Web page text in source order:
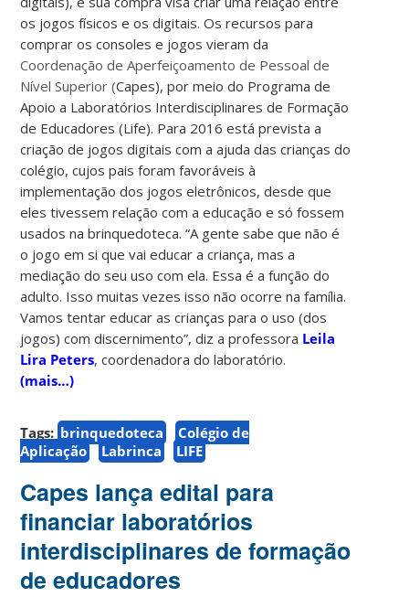
os jogos físicos e os digitais. Os recursos para
comprar os consoles e jogos vieram da
Coordenação de Aperfeiçoamento de Pessoal de
Nível Superior (Capes), por meio do Programa de
Apoio a Laboratórios Interdisciplinares de Formação
de Educadores (Life). Para 2016 está prevista a
criação de jogos digitais com a ajuda das crianças do
colégio, cujos pais foram favoráveis à
implementação dos jogos eletrônicos, desde que
eles tivessem relação com a educação e só fossem
usados na brinquedoteca. “A gente sabe que não é
o jogo em si que vai educar a criança, mas a
mediação do seu uso com ela. Essa é a função do
adulto. Isso muitas vezes isso não ocorre na família.
Vamos tentar educar as crianças para o uso (dos
jogos) com discernimento”, diz a professora Leila
Lira Peters, coordenadora do laboratório.
(mais…)
Tags: brinquedoteca
Colégio de
Aplicação
Labrinca LIFE
Capes lança edital para
financiar laboratórios
interdisciplinares de formação
de educadores